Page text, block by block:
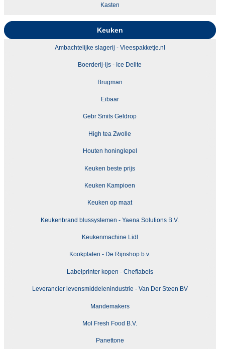
Kasten
Keuken
Ambachtelijke slagerij - Vleespakketje.nl
Boerderij-ijs - Ice Delite
Brugman
Eibaar
Gebr Smits Geldrop
High tea Zwolle
Houten honinglepel
Keuken beste prijs
Keuken Kampioen
Keuken op maat
Keukenbrand blussystemen - Yaena Solutions B.V.
Keukenmachine Lidl
Kookplaten - De Rijnshop b.v.
Labelprinter kopen - Cheflabels
Leverancier levensmiddelenindustrie - Van Der Steen BV
Mandemakers
Mol Fresh Food B.V.
Panettone